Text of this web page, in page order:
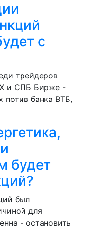
с
трейдеров-
и СПБ Бирже -
потив банка ВТБ,
будет
был
для
- остановить